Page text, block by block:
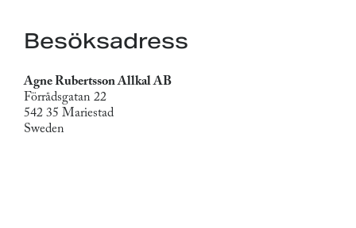
Besöksadress
Agne Rubertsson Allkal AB
Förrådsgatan 22
542 35 Mariestad
Sweden